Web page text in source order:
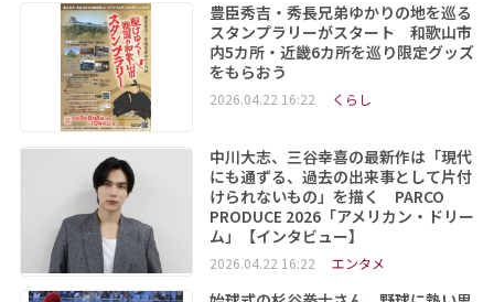
豊臣秀吉・秀長兄弟ゆかりの地を巡る
スタンプラリーがスタート 和歌山市
内5カ所・近畿6カ所を巡り限定グッズ
をもらおう
2026.04.22 16:22 くらし
中川大志、三谷幸喜の最新作は「現代
にも通ずる、過去の出来事として片付
けられないもの」を描く PARCO
PRODUCE 2026「アメリカン・ドリー
ム」【インタビュー】
2026.04.22 16:22 エンタメ